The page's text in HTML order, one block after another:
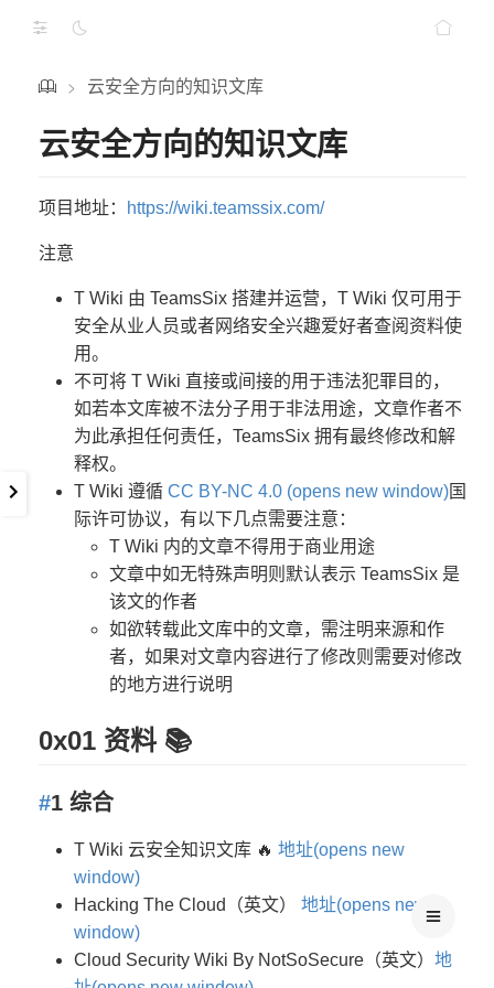
> 云安全方向的知识文库
云安全方向的知识文库
项目地址： https://wiki.teamssix.com/
注意
T Wiki 由 TeamsSix 搭建并运营，T Wiki 仅可用于
安全从业人员或者网络安全兴趣爱好者查阅资料使
用。
不可将 T Wiki 直接或间接的用于违法犯罪目的，
如若本文库被不法分子用于非法用途，文章作者不
为此承担任何责任，TeamsSix 拥有最终修改和解
释权。
T Wiki 遵循 CC BY-NC 4.0 (opens new window)国
际许可协议，有以下几点需要注意：
T Wiki 内的文章不得用于商业用途
文章中如无特殊声明则默认表示 TeamsSix 是
该文的作者
如欲转载此文库中的文章，需注明来源和作
者，如果对文章内容进行了修改则需要对修改
的地方进行说明
0x01 资料 📚
#1 综合
T Wiki 云安全知识文库 🔥 地址(opens new
window)
Hacking The Cloud（英文） 地址(opens new
window)
Cloud Security Wiki By NotSoSecure（英文） 地